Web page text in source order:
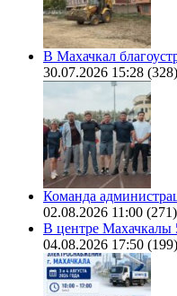
В Махачкал
30.07.2026 15:28 (328)
Команда
02.08.2026 11:00 (271)
В центре Махачкалы
04.08.2026 17:50 (199)